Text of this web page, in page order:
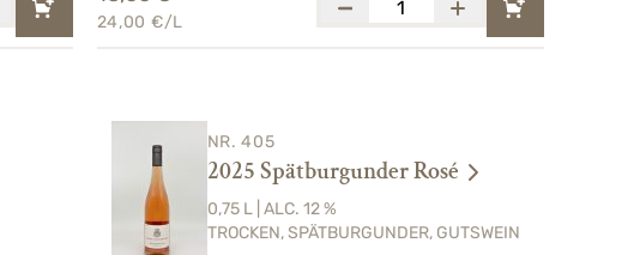
24,00 €/L
NR. 405
2025 Spätburgunder Rosé
0,75 L | ALC. 12 %
TROCKEN, SPÄTBURGUNDER, GUTSWEIN